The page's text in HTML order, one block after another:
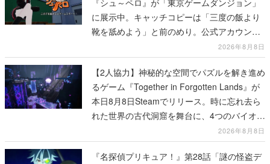
『シュ～ペロ』が「東京ゲームダンジョン」
に展示中。キャッチコピーは「三度の飯より
靴を舐めよう」と前のめり。公式アカウント
も開設され、2026年リリースに向けて開発中
2026年8月8日
【2人協力】神秘的な空間でパズルを解き進め
るゲーム『Together in Forgotten Lands』が
本日8月8日Steamでリリース。時に忘れ去ら
れた世界の古代洞窟を舞台に、4つのバイオー
2026年8月8日
『名探偵プリキュア！』第28話「謎の怪盗デ